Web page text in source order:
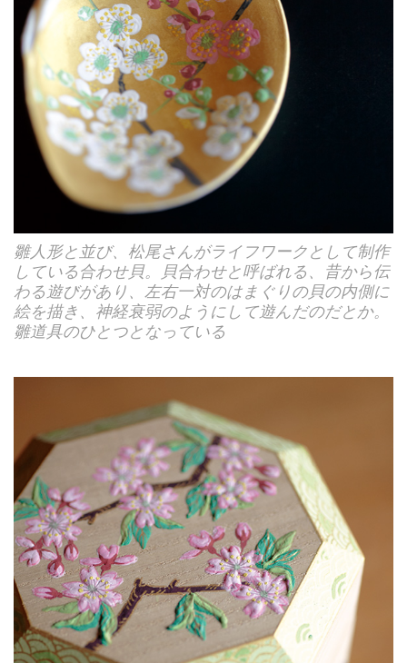
雛人形と並び、松尾さんがライフワークとして制作
している合わせ貝。貝合わせと呼ばれる、昔から伝
わる遊びがあり、左右一対のはまぐりの貝の内側に
絵を描き、神経衰弱のようにして遊んだのだとか。
雛道具のひとつとなっている